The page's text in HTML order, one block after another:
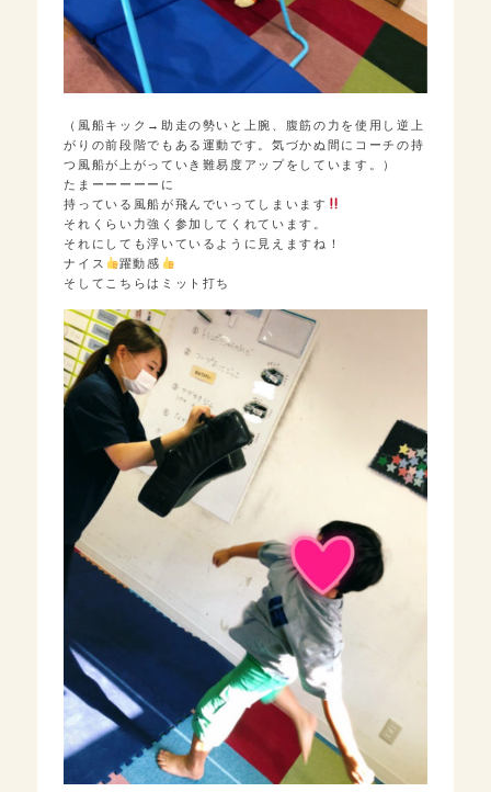
（風船キック→助走の勢いと上腕、腹筋の力を使用し逆上
がりの前段階でもある運動です。気づかぬ間にコーチの持
つ風船が上がっていき難易度アップをしています。）
たまーーーーーに
持っている風船が飛んでいってしまいます
それくらい力強く参加してくれています。
それにしても浮いているように見えますね！
ナイス
躍動感
そしてこちらはミット打ち